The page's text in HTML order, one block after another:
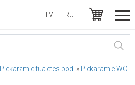
LV RU
Piekaramie tualetes podi » Piekaramie WC